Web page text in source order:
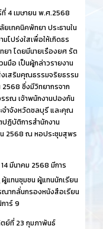
4 เมษายน พ.ศ.2568
เทคนิคพัทยา ประธานใน
โปร่งใสเพื่อให้เกิดธร
ยา โดยมีนายเรืองยศ รัต
มือ เป็นผู้กล่าวรายงาน
งเสริมคุณธรรมจริยธรรม
2568 ซึ่งมีวิทยากรจาก
รณ เจ้าพนักงานปองกัน
จำจังหวัดชลบุรี และคุณ
ฏิบัติการสำนักงาน
น 2568 ณ หอประชุมสุพร
มีนาคม 2568 มีการ
แทนชุมชน ผู้แทนนักเรียน
ณากลั่นกรองหนังสือเรียน
าร์ 9
ย์ที่ 23 กุมภาพันธ์